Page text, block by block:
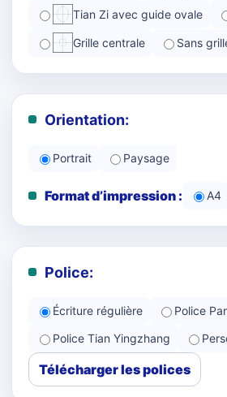
Tian Zi avec guide ovale
Grille centrale Sans
Orientation:
Portrait Paysage
Format d’impression : A4
Police:
Écriture régulière
Police
Police Tian Yingzhang
Télécharger les polices